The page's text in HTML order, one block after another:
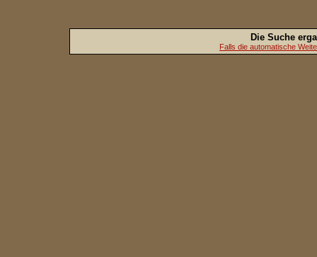
Die Suche
Falls die automatische